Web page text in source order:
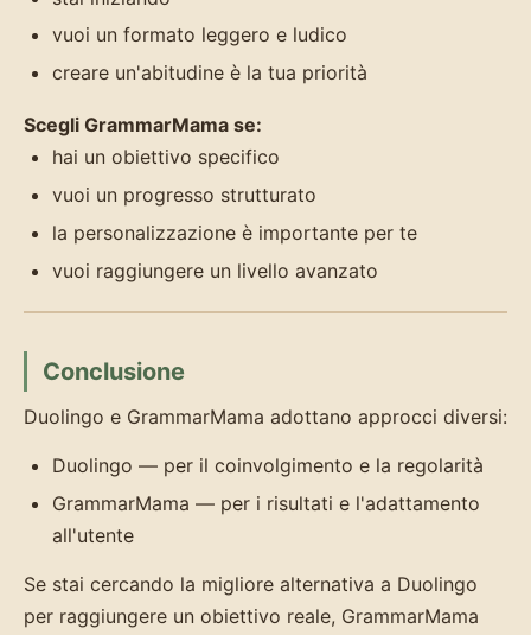
vuoi un formato leggero e ludico
creare un'abitudine è la tua priorità
Scegli GrammarMama se:
hai un obiettivo specifico
vuoi un progresso strutturato
la personalizzazione è importante per te
vuoi raggiungere un livello avanzato
Conclusione
Duolingo e GrammarMama adottano approcci diversi:
Duolingo — per il coinvolgimento e la regolarità
GrammarMama — per i risultati e l'adattamento
all'utente
Se stai cercando la migliore alternativa a Duolingo
per raggiungere un obiettivo reale, GrammarMama